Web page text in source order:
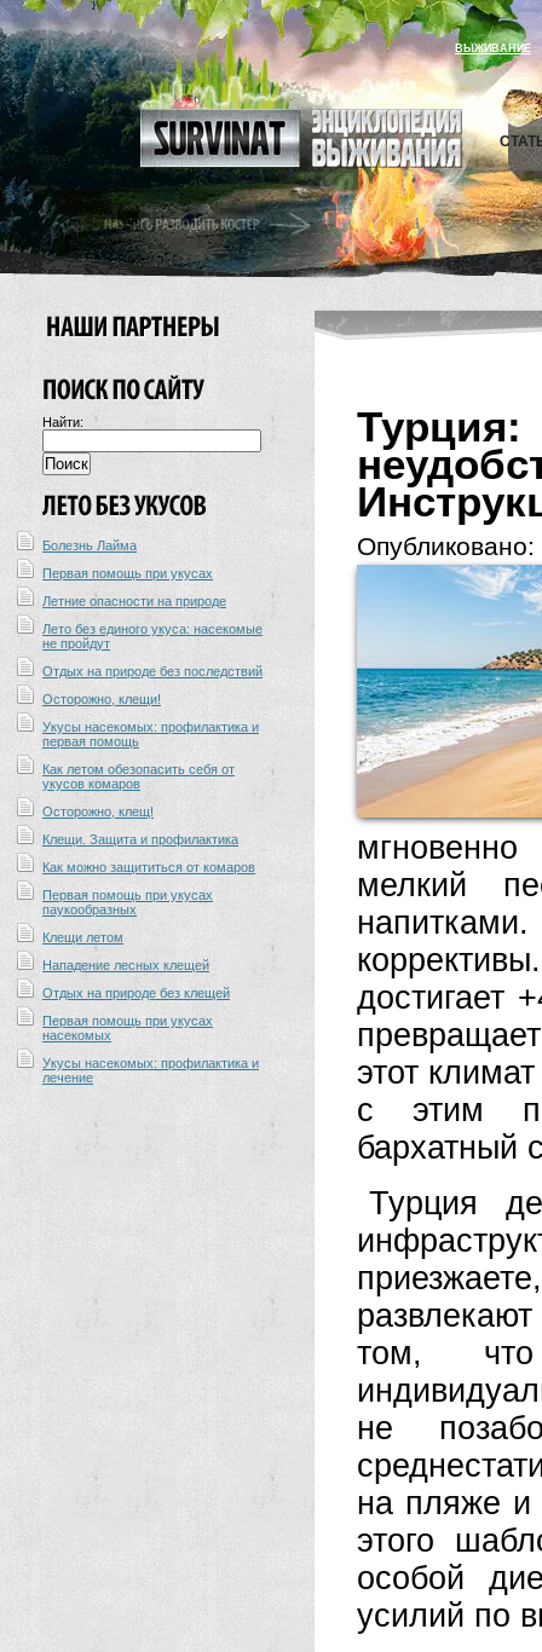
ВЫЖИВАНИЕ
Найти:
Болезнь Лайма
Первая помощь при укусах
Летние опасности на природе
Лето без единого укуса: насекомые
не пройдут
Отдых на природе без последствий
Осторожно, клещи!
Укусы насекомых: профилактика и
первая помощь
Как летом обезопасить себя от
укусов комаров
Осторожно, клещ!
Клещи. Защита и профилактика
Как можно защититься от комаров
Первая помощь при укусах
паукообразных
Клещи летом
Нападение лесных клещей
Отдых на природе без клещей
Первая помощь при укусах
насекомых
Укусы насекомых: профилактика и
лечение
Опубликовано:
мелкий
напитками.
достигает
этот
с этим
бархатный
Турция
том,
не
на пляже и
этого
особой
усилий по